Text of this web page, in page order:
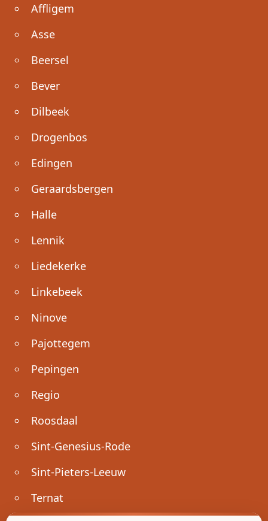
Affligem
Asse
Beersel
Bever
Dilbeek
Drogenbos
Edingen
Geraardsbergen
Halle
Lennik
Liedekerke
Linkebeek
Ninove
Pajottegem
Pepingen
Regio
Roosdaal
Sint-Genesius-Rode
Sint-Pieters-Leeuw
Ternat